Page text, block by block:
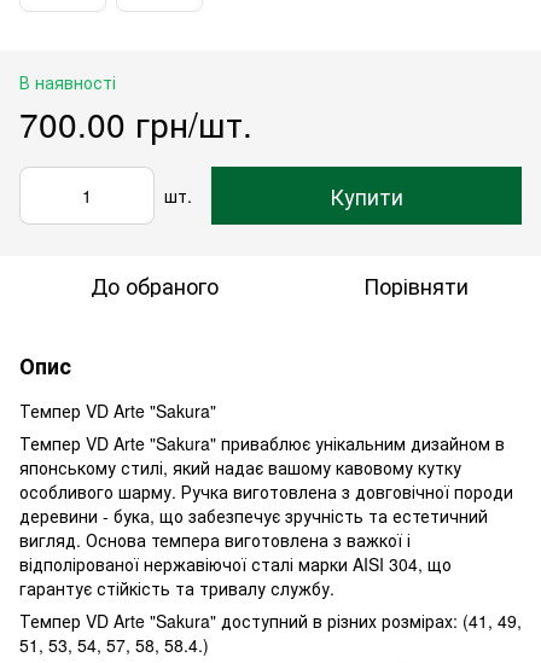
В наявності
700.00 грн/шт.
шт. Купити
До обраного Порівняти
Опис
Темпер VD Arte "Sakura"
Темпер VD Arte "Sakura" приваблює унікальним дизайном в
японському стилі, який надає вашому кавовому кутку
особливого шарму. Ручка виготовлена з довговічної породи
деревини - бука, що забезпечує зручність та естетичний
вигляд. Основа темпера виготовлена з важкої і
відполірованої нержавіючої сталі марки AISI 304, що
гарантує стійкість та тривалу службу.
Темпер VD Arte "Sakura" доступний в різних розмірах: (41, 49,
51, 53, 54, 57, 58, 58.4.)